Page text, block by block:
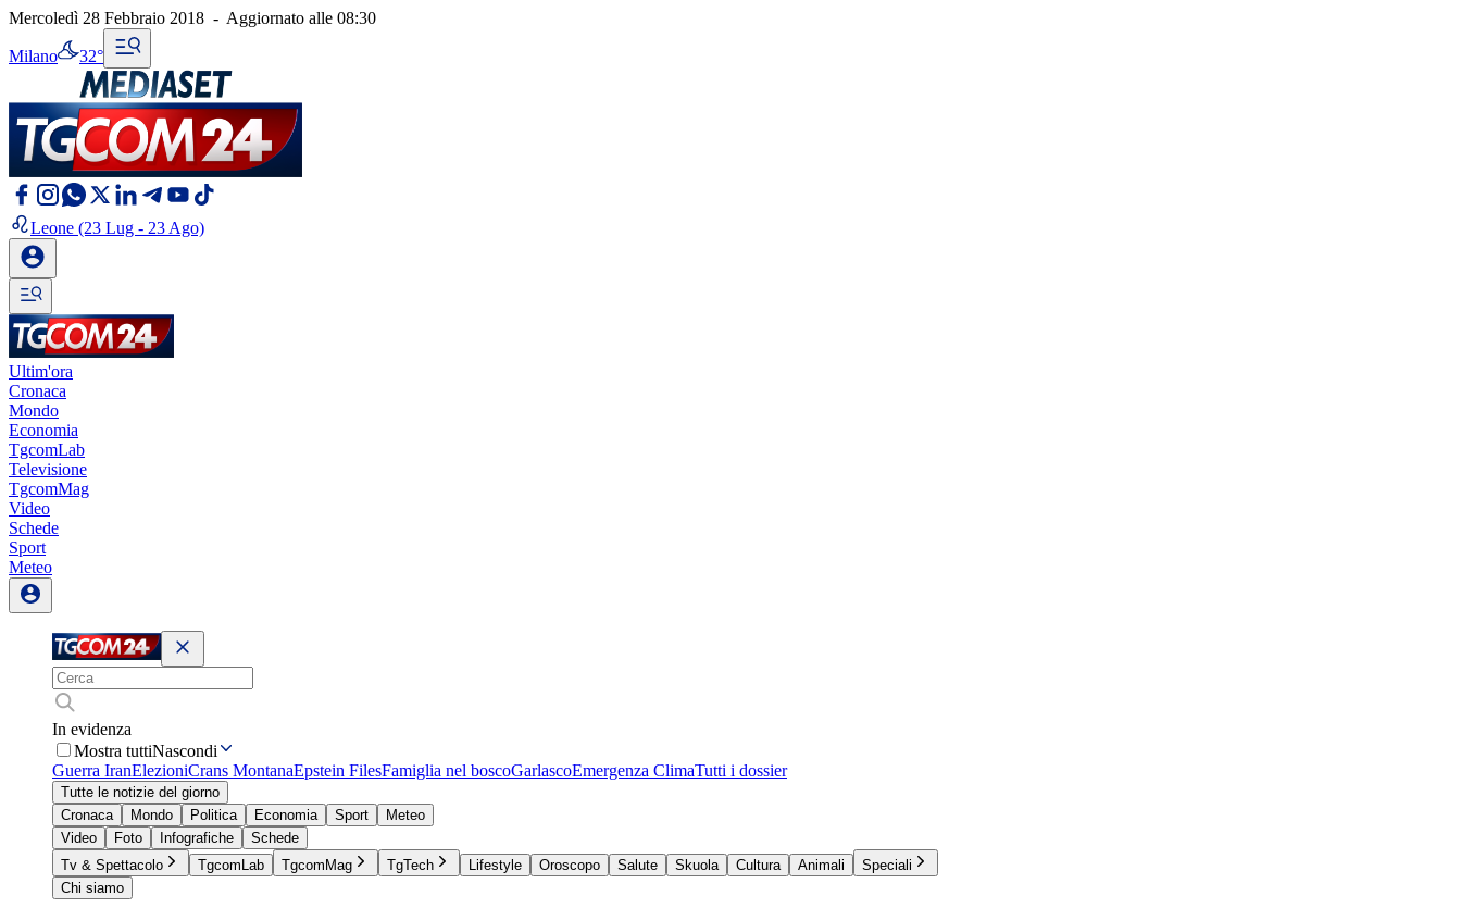
Mercoledì 28 Febbraio 2018 - Aggiornato alle 08:30
Milano 32°
Leone (23 Lug - 23 Ago)
Ultim'ora
Cronaca
Mondo
Economia
TgcomLab
Televisione
TgcomMag
Video
Schede
Sport
Meteo
In evidenza
Mostra tuttiNascondi
Guerra IranElezioniCrans MontanaEpstein FilesFamiglia nel boscoGarlascoEmergenza ClimaTutti i dossier
Tutte le notizie del giorno
Cronaca
Mondo Politica Economia Sport
Meteo
Video
Foto Infografiche
Schede
Tv & Spettacolo
TgcomLab TgcomMag TgTech Lifestyle Oroscopo Salute Skuola Cultura Animali
Speciali
Chi siamo